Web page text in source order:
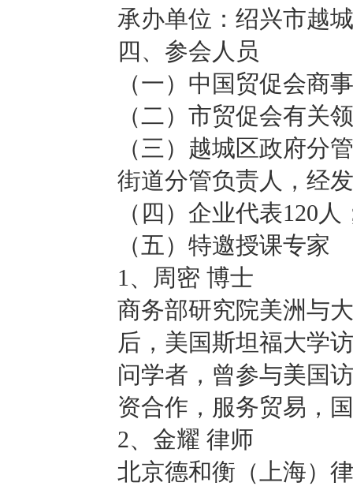
承办单位：绍兴市越
四、参会人员
（一）中国贸促会商
（二）市贸促会有关
（三）越城区政府分
街道分管负责人，经
（四）企业代表120人
（五）特邀授课专家
1、周密 博士
商务部研究院美洲与
后，美国斯坦福大学
问学者，曾参与美国
资合作，服务贸易，
2、金耀 律师
北京德和衡（上海）